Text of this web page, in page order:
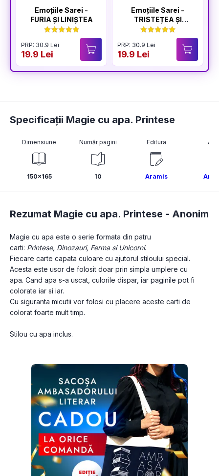
Emoțiile Sarei -
FURIA ȘI LINIȘTEA
PRP: 30.9 Lei
19.9 Lei
Emoțiile Sarei -
TRISTEȚEA ȘI
BUCURIA
PRP: 30.9 Lei
19.9 Lei
Specificații Magie cu apa. Printese
Dimensiune
150x165
Număr pagini
10
Editura
Aramis
Rezumat Magie cu apa. Printese - Anonim
Magie cu apa este o serie formata din patru
carti: Printese, Dinozauri, Ferma si Unicorni.
Fiecare carte capata culoare cu ajutorul stiloului special.
Acesta este usor de folosit doar prin simpla umplere cu
apa. Cand apa s-a uscat, culorile dispar, iar paginile pot fi
colorate iar si iar.
Cu siguranta micutii vor folosi cu placere aceste carti de
colorat foarte mult timp.
Stilou cu apa inclus.